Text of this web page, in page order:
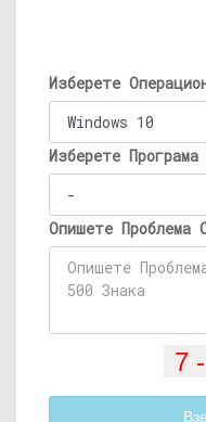
Изберете
Изберете
Опишете Проблема